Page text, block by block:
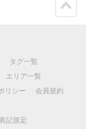
タグ一覧
エリア一覧
リシー
会員規約
記規定